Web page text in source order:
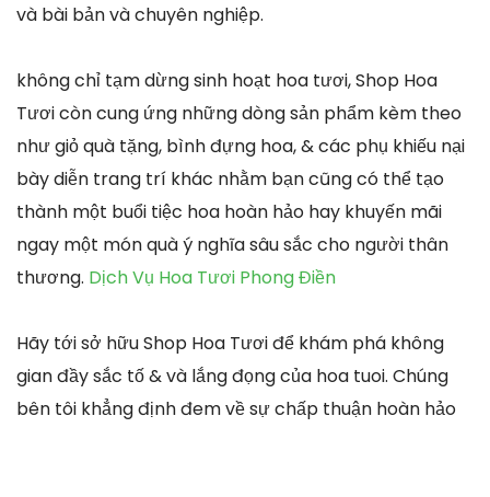
và bài bản và chuyên nghiệp.
không chỉ tạm dừng sinh hoạt hoa tươi, Shop Hoa
Tươi còn cung ứng những dòng sản phẩm kèm theo
như giỏ quà tặng, bình đựng hoa, & các phụ khiếu nại
bày diễn trang trí khác nhằm bạn cũng có thể tạo
thành một buổi tiệc hoa hoàn hảo hay khuyến mãi
ngay một món quà ý nghĩa sâu sắc cho người thân
thương. Dịch Vụ Hoa Tươi Phong Điền
Hãy tới sở hữu Shop Hoa Tươi để khám phá không
gian đầy sắc tố & và lắng đọng của hoa tuoi. Chúng
bên tôi khẳng định đem về sự chấp thuận hoàn hảo